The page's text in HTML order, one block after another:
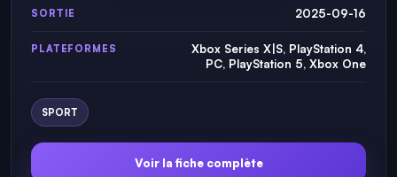
SORTIE 2025-09-16
PLATEFORMES
Xbox Series X|S, PlayStation 4,
PC, PlayStation 5, Xbox One
SPORT
Voir la fiche complète